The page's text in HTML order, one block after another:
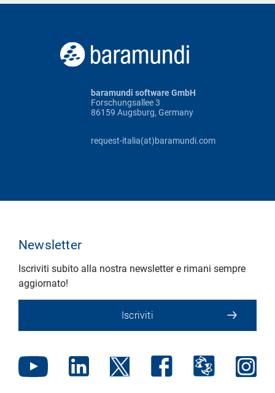
baramundi software GmbH
Forschungsallee 3
86159 Augsburg, Germany
request-italia(at)baramundi.com
Newsletter
Iscriviti subito alla nostra newsletter e rimani sempre
aggiornato!
Iscriviti